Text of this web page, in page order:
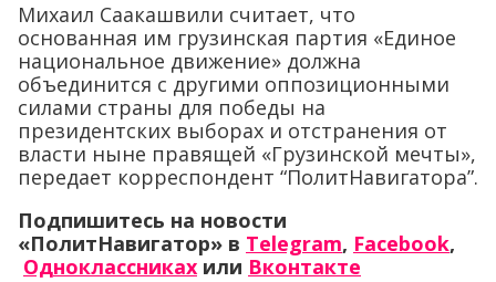
Михаил Саакашвили считает, что
основанная им грузинская партия «Единое
национальное движение» должна
объединится с другими оппозиционными
силами страны для победы на
президентских выборах и отстранения от
власти ныне правящей «Грузинской мечты»,
передает корреспондент “ПолитНавигатора”.
Подпишитесь на новости
«ПолитНавигатор» в Telegram, Facebook,
Одноклассниках или Вконтакте